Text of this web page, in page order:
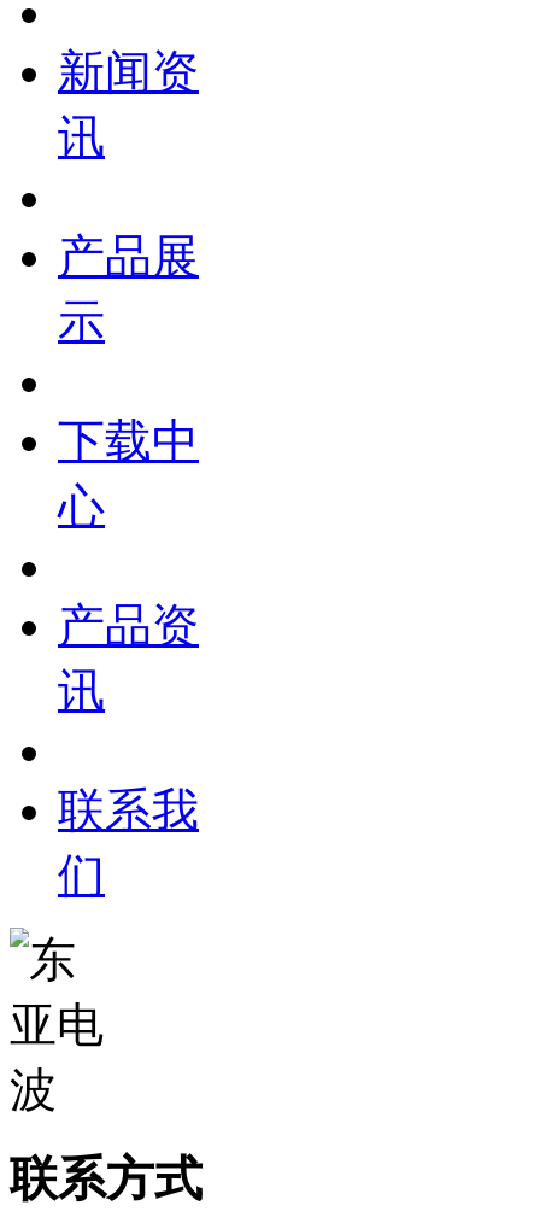
新闻资
讯
产品展
示
下载中
心
产品资
讯
联系我
们
联系方式